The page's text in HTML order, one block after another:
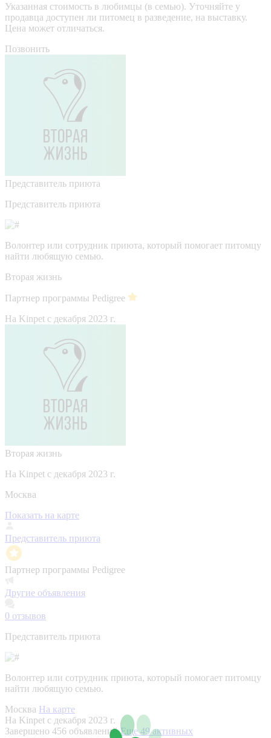
Указанная стоимость в любимцы (в семью). Уточняйте у
продавца доступен ли питомец в разведение, на выставку.
Цена может отличаться.
Позвонить
Представитель приюта
Представитель приюта
Волонтер или сотрудник приюта, который помогает питомцу
найти любящую семью.
Вторая жизнь
Партнер программы Pedigree
На Kinpet c декабря 2023 г.
Вторая жизнь
На Kinpet c декабря 2023 г.
Москва
Показать на карте
Представитель приюта
Партнер программы Pedigree
Другие объявления
0 отзывов
Представитель приюта
Волонтер или сотрудник приюта, который помогает питомцу
найти любящую семью.
Москва На карте
На Kinpet c декабря 2023 г.
Завершено 456 объявленийЕще 49 активных